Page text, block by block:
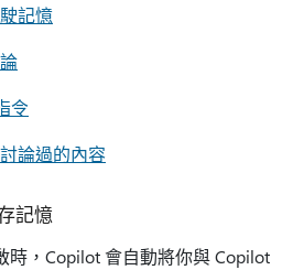
記憶
令
論過的內容
記憶
時，Copilot 會自動將你與 Copilot